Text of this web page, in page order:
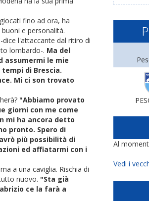
fino ad ora, ha
e personalità.
-dice l'attaccante dal ritiro di
lombardo-. Ma del
assumermi le mie
di Brescia.
Mi ci son trovato
"Abbiamo provato
giorni con me come
mi ha ancora detto
pronto. Spero di
più possibilità di
ed affiatarmi con i
a una caviglia. Rischia di
nuovo. "Sta già
ce la farà a
Al
Vedi i